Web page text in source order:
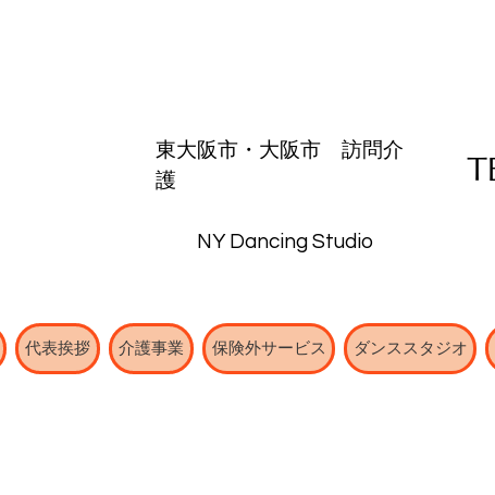
東大阪市・ 大阪市 ​訪問介
護
NY Dancing Studio
代表挨拶 介護事業 保険外サービス ダンススタジオ